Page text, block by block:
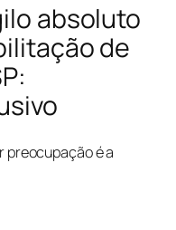
absoluto
de
preocupação é a